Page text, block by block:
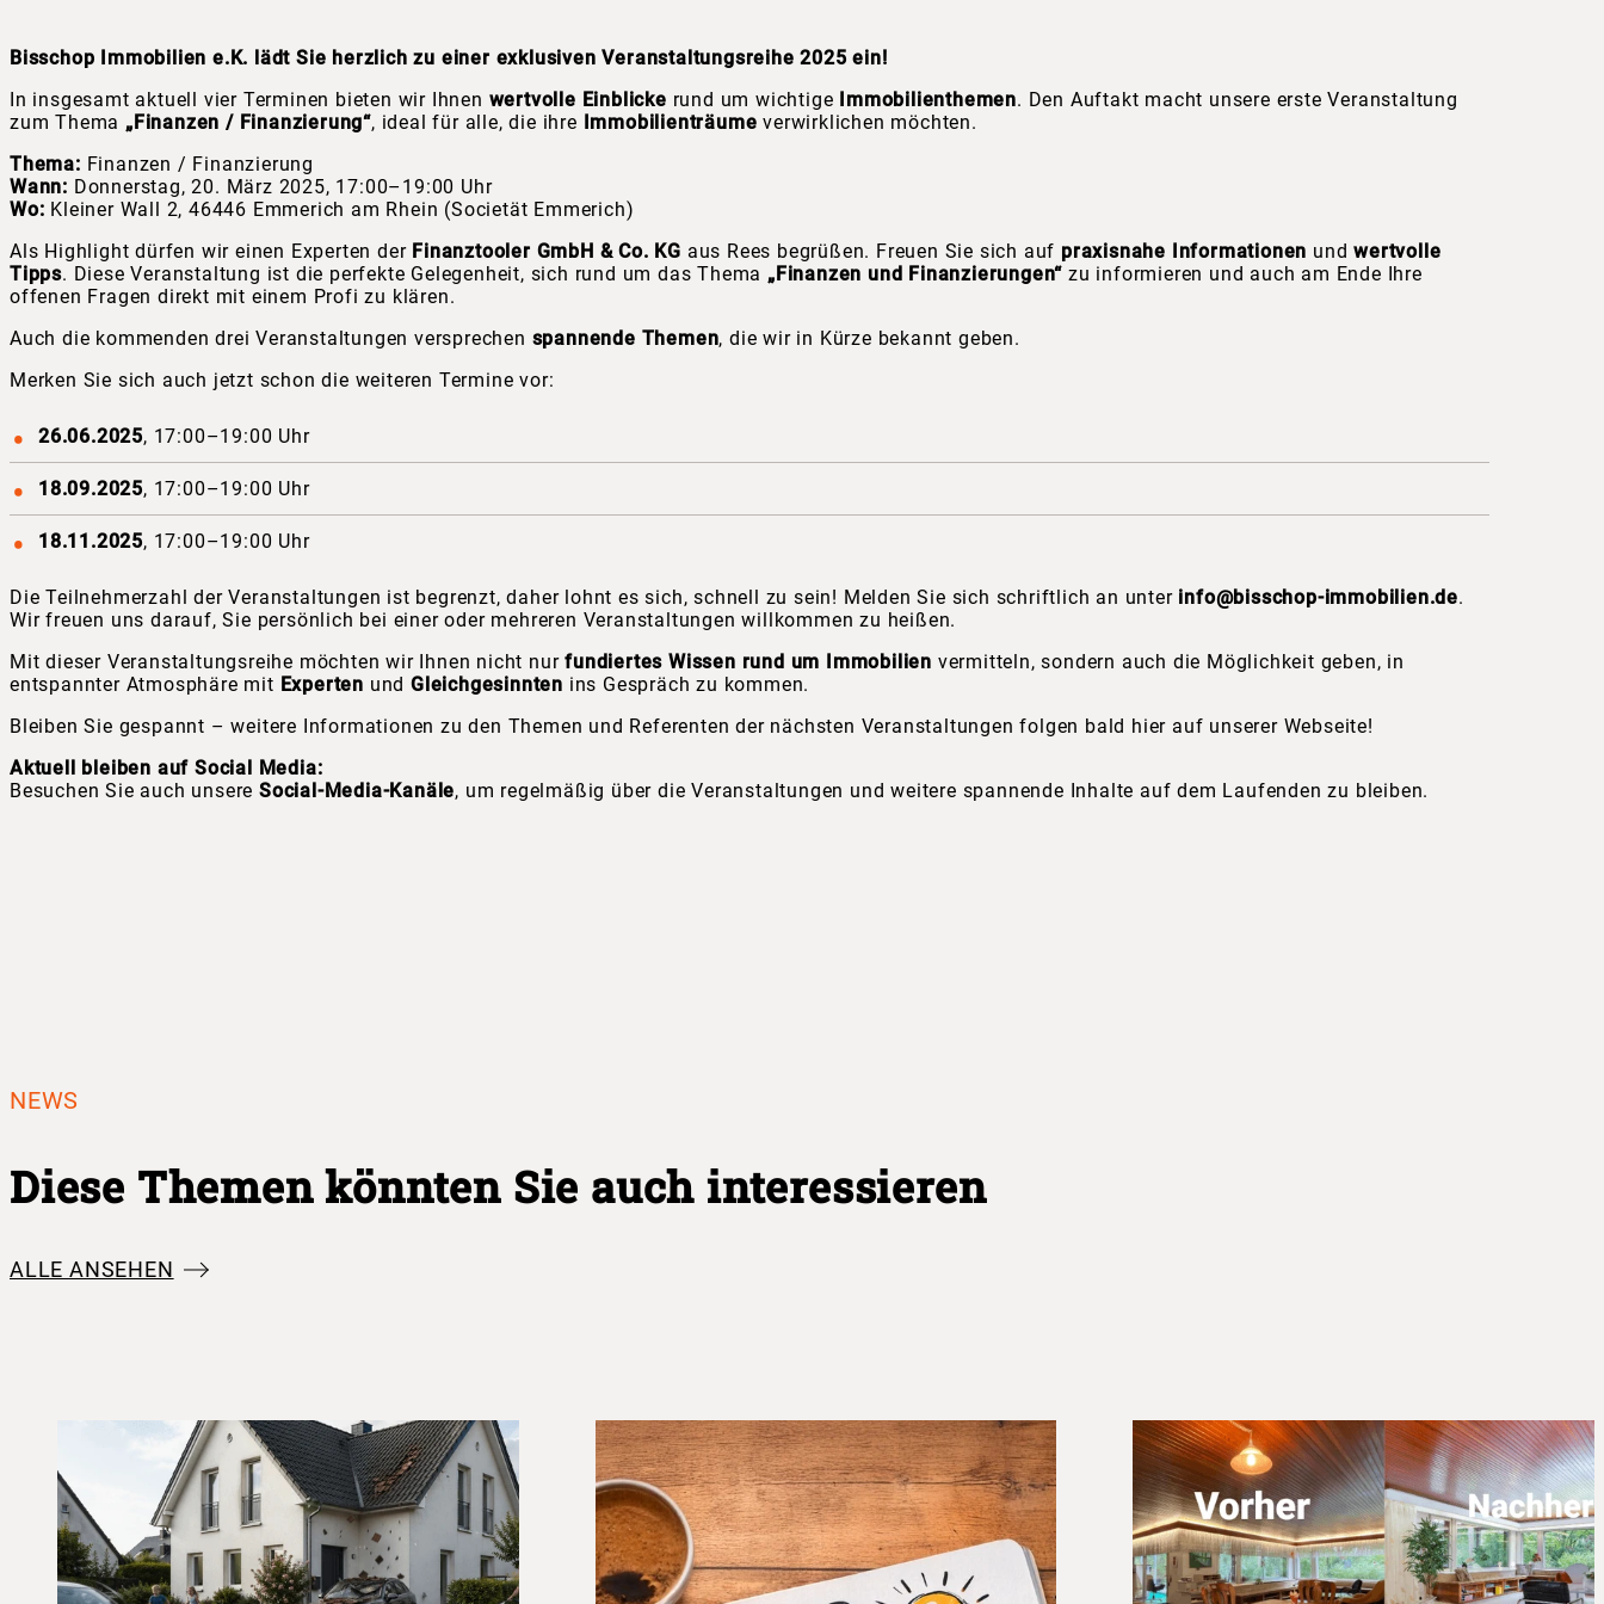
Bisschop Immobilien e.K. lädt Sie herzlich zu einer exklusiven Veranstaltungsreihe 2025 ein!
In insgesamt aktuell vier Terminen bieten wir Ihnen wertvolle Einblicke rund um wichtige Immobilienthemen. Den Auftakt macht unsere erste Veranstaltung
zum Thema „Finanzen / Finanzierung“, ideal für alle, die ihre Immobilienträume verwirklichen möchten.
Thema: Finanzen / Finanzierung
Wann: Donnerstag, 20. März 2025, 17:00–19:00 Uhr
Wo: Kleiner Wall 2, 46446 Emmerich am Rhein (Societät Emmerich)
Als Highlight dürfen wir einen Experten der Finanztooler GmbH & Co. KG aus Rees begrüßen. Freuen Sie sich auf praxisnahe Informationen undwertvolle
Tipps. Diese Veranstaltung ist die perfekte Gelegenheit, sich rund um das Thema „Finanzen und Finanzierungen“ zu informieren und auch am Ende Ihre
offenen Fragen direkt mit einem Profi zu klären.
Auch die kommenden drei Veranstaltungen versprechen spannende Themen, die wir in Kürze bekannt geben.
Merken Sie sich auch jetzt schon die weiteren Termine vor:
26.06.2025, 17:00–19:00 Uhr
18.09.2025, 17:00–19:00 Uhr
18.11.2025, 17:00–19:00 Uhr
Die Teilnehmerzahl der Veranstaltungen ist begrenzt, daher lohnt es sich, schnell zu sein! Melden Sie sich schriftlich an unter info@bisschop-immobilien.de.
Wir freuen uns darauf, Sie persönlich bei einer oder mehreren Veranstaltungen willkommen zu heißen.
Mit dieser Veranstaltungsreihe möchten wir Ihnen nicht nurfundiertes Wissen rund um Immobilien vermitteln, sondern auch die Möglichkeit geben, in
entspannter Atmosphäre mit Experten undGleichgesinnten ins Gespräch zu kommen.
Bleiben Sie gespannt – weitere Informationen zu den Themen und Referenten der nächsten Veranstaltungen folgen bald hier auf unserer Webseite!
Aktuell bleiben auf Social Media:
Besuchen Sie auch unsere Social-Media-Kanäle, um regelmäßig über die Veranstaltungen und weitere spannende Inhalte auf dem Laufenden zu bleiben.
NEWS
Diese Themen könnten Sie auch interessieren
ALLE ANSEHEN